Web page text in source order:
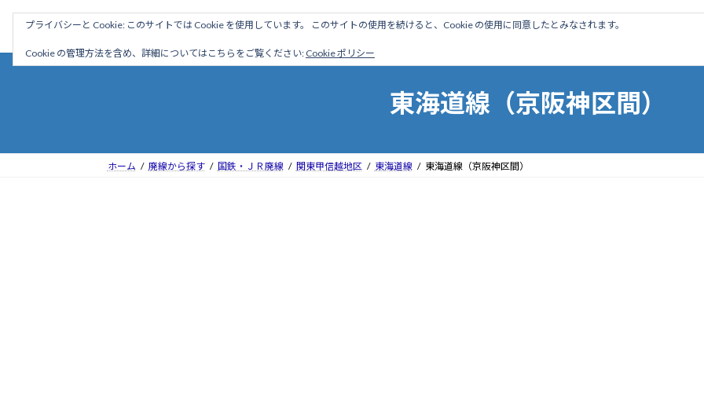
駅名読み方大全 ホーム はじめに 管理人ブログ 営業線から探す
東海道線（京阪神区間）
ホーム 廃線から探す 国鉄・ＪＲ廃線 関東甲信越地区 東海道線 東海道線（京阪神区間）
プライバシーと Cookie: このサイトでは Cookie を使用しています。 このサイトの使用を続けると、Cookie の使用に同意したとみなされます。
Cookie の管理方法を含め、詳細についてはこちらをご覧ください: Cookie ポリシー